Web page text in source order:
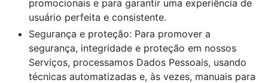
promocionais e para garantir uma experiência de
usuário perfeita e consistente.
Segurança e proteção: Para promover a
segurança, integridade e proteção em nossos
Serviços, processamos Dados Pessoais, usando
técnicas automatizadas e, às vezes, manuais para